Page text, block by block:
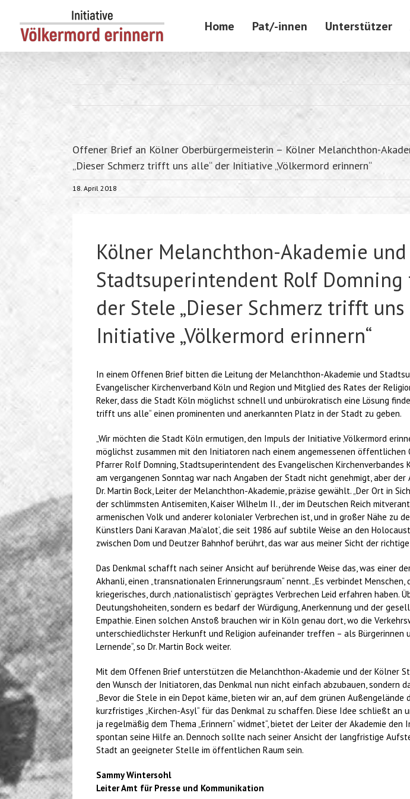
content
Home Pat/-innen Unterstützer
Offener Brief an Kölner Oberbürgermeisterin – Kölner Melanchthon-
„Dieser Schmerz trifft uns alle“ der Initiative „Völkermord erinnern“
18. April 2018
Kölner Melanchthon-Akademie und
Stadtsuperintendent Rolf
der Stele „Dieser Schmerz trifft uns
Initiative „Völkermord erinnern“
In einem Offenen Brief bitten die Leitung der Melanchthon-Akademie und
Evangelischer Kirchenverband Köln und Region und Mitglied des Rates der
Reker, dass die Stadt Köln möglichst schnell und unbürokratisch eine Lösung
trifft uns alle“ einen prominenten und anerkannten Platz in der Stadt zu geben.
„Wir möchten die Stadt Köln ermutigen, den Impuls der Initiative ‚Völkermord
möglichst zusammen mit den Initiatoren nach einem angemessenen öffentlichen
Pfarrer Rolf Domning, Stadtsuperintendent des Evangelischen Kirchenverbandes
am vergangenen Sonntag war nach Angaben der Stadt nicht genehmigt, aber
Dr. Martin Bock, Leiter der Melanchthon-Akademie, präzise gewählt. „Der Ort in
der schlimmsten Antisemiten, Kaiser Wilhelm II., der im Deutschen Reich
armenischen Volk und anderer kolonialer Verbrechen ist, und in großer Nähe zu
Künstlers Dani Karavan ‚Ma’alot‘, die seit 1986 auf subtile Weise an den
zwischen Dom und Deutzer Bahnhof berührt, das war aus meiner Sicht der
Das Denkmal schafft nach seiner Ansicht auf berührende Weise das, was einer
Akhanli, einen „transnationalen Erinnerungsraum“ nennt. „Es verbindet Menschen,
kriegerisches, durch ‚nationalistisch‘ geprägtes Verbrechen Leid erfahren haben.
Deutungshoheiten, sondern es bedarf der Würdigung, Anerkennung und der
Empathie. Einen solchen Anstoß brauchen wir in Köln genau dort, wo die
unterschiedlichster Herkunft und Religion aufeinander treffen – als Bürgerinnen
Lernende“, so Dr. Martin Bock weiter.
Mit dem Offenen Brief unterstützen die Melanchthon-Akademie und der Kölner
den Wunsch der Initiatoren, das Denkmal nun nicht einfach abzubauen, sondern
„Bevor die Stele in ein Depot käme, bieten wir an, auf dem grünen Außengelände
kurzfristiges „Kirchen-Asyl“ für das Denkmal zu schaffen. Diese Idee schließt an
ja regelmäßig dem Thema „Erinnern“ widmet“, bietet der Leiter der Akademie
spontan seine Hilfe an. Dennoch sollte nach seiner Ansicht der langfristige
Stadt an geeigneter Stelle im öffentlichen Raum sein.
Sammy Wintersohl
Leiter Amt für Presse und Kommunikation